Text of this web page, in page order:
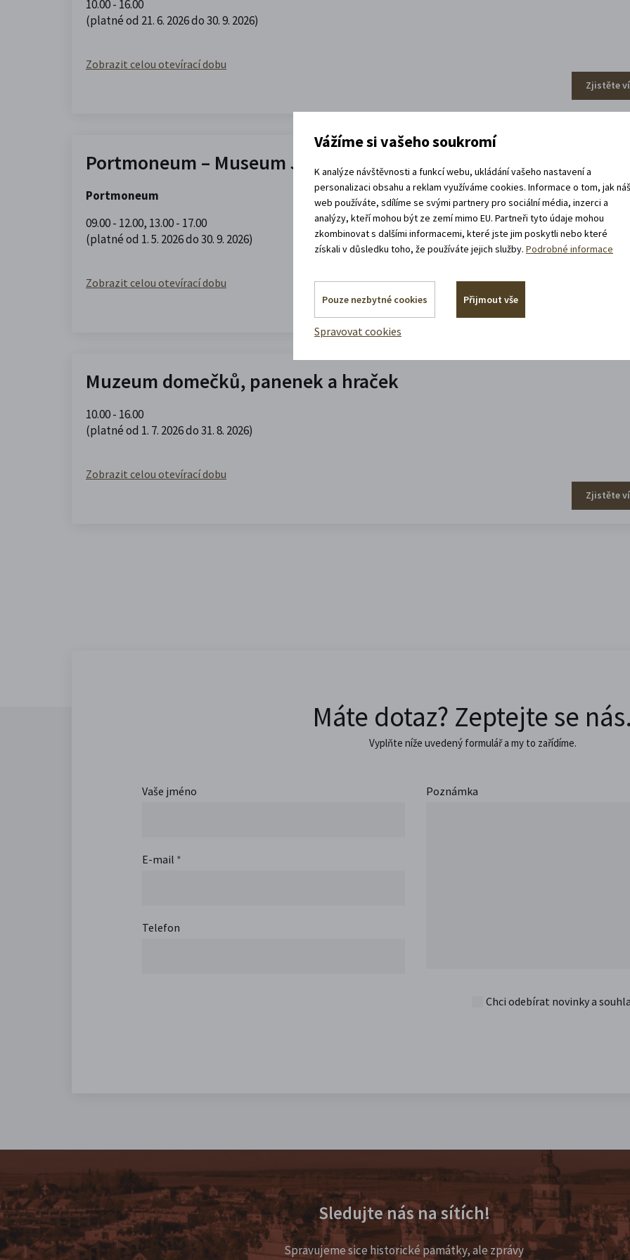
10.00 - 16.00
(platné od 21. 6. 2026 do 30. 9. 2026)
Zobrazit celou otevírací dobu
Zjistěte
Portmoneum – Museum Josefa Váchala
Portmoneum
09.00 - 12.00, 13.00 - 17.00
(platné od 1. 5. 2026 do 30. 9. 2026)
Zobrazit celou otevírací dobu
Muzeum domečků, panenek a hraček
10.00 - 16.00
(platné od 1. 7. 2026 do 31. 8. 2026)
Zobrazit celou otevírací dobu
Zjistěte
Máte dotaz? Zeptejte se
Vyplňte níže uvedený formulář a my to zařídíme.
Vaše jméno
E-mail *
Telefon
Poznámka
Chci odebírat novinky a
Sledujte nás na sítích!
Spravujeme sice historické památky, ale zprávy
Vážíme si vašeho soukromí
K analýze návštěvnosti a funkcí webu, ukládání vašeho nastavení a
personalizaci obsahu a reklam využíváme cookies. Informace o tom, jak
web používáte, sdílíme se svými partnery pro sociální média, inzerci a
analýzy, kteří mohou být ze zemí mimo EU. Partneři tyto údaje mohou
zkombinovat s dalšími informacemi, které jste jim poskytli nebo které
získali v důsledku toho, že používáte jejich služby.Podrobné informace
Pouze nezbytné cookies Přijmout vše
Spravovat cookies